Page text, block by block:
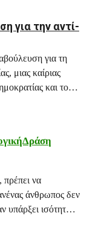
για την αντί-
για τη
μιας καίριας
και του
πρέπει να
άνθρωπος δεν
υπάρξει ισότητα
ένα πράσινο,